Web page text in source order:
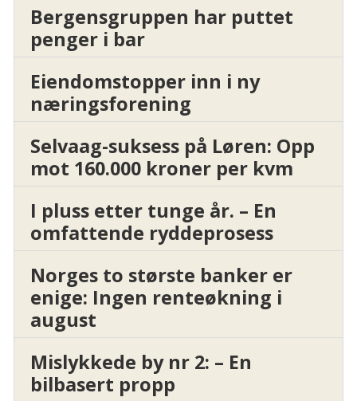
Bergensgruppen har puttet
penger i bar
Eiendomstopper inn i ny
næringsforening
Selvaag-suksess på Løren: Opp
mot 160.000 kroner per kvm
I pluss etter tunge år. – En
omfattende ryddeprosess
Norges to største banker er
enige: Ingen renteøkning i
august
Mislykkede by nr 2: – En
bilbasert propp